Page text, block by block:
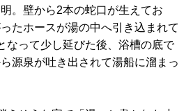
。壁から2本の蛇口が生えてお
たホースが湯の中へ引き込まれて
なって少し延びた後、浴槽の底で
源泉が吐き出されて湯船に溜まっ